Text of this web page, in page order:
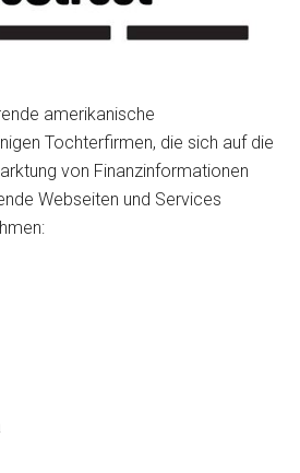
amerikanische
Tochterfirmen, die sich auf die
von Finanzinformationen
Webseiten und Services